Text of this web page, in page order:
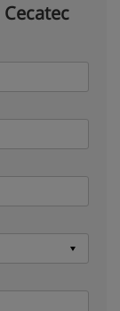
Cecatec